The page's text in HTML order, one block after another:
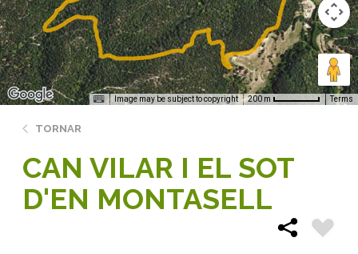
Image may be subject to copyright 200 m Terms
TORNAR
CAN VILAR I EL SOT
D'EN MONTASELL